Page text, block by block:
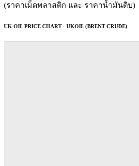
(ราคาเม็ดพลาสติก และ ราคาน้ำมันดิบ)
UK OIL PRICE CHART - UKOIL (BRENT CRUDE)